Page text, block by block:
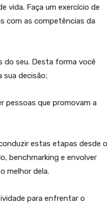
vida. Faça um exercício de
com as competências da
do seu. Desta forma você
sua decisão;
pessoas que promovam a
estas etapas desde o
benchmarking e envolver
melhor dela.
para enfrentar o